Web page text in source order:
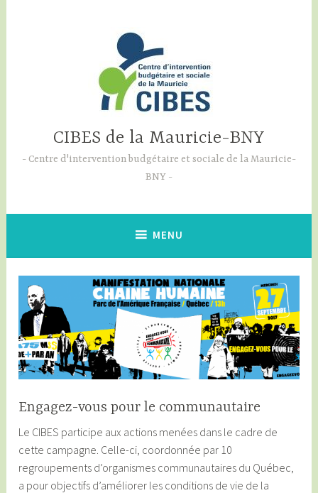
CIBES de la Mauricie-BNY
Centre d'intervention budgétaire et sociale de la Mauricie-
BNY
MENU
Engagez-vous pour le communautaire
Le CIBES participe aux actions menées dans le cadre de
cette campagne. Celle-ci, coordonnée par 10
regroupements d’organismes communautaires du Québec,
a pour objectifs d’améliorer les conditions de vie de la